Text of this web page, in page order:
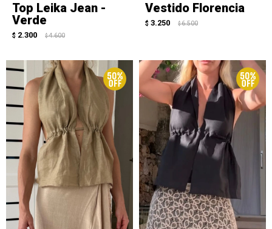
Top Leika Jean -
Verde
$ 2.300 $ 4.600
Vestido Florencia
$ 3.250 $ 6.500